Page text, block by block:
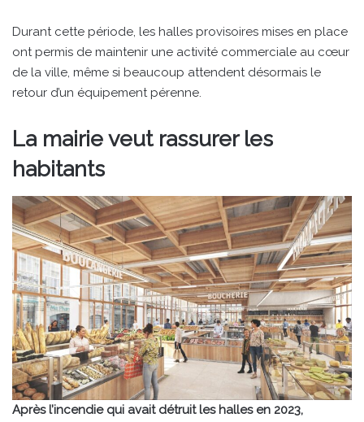
Durant cette période, les halles provisoires mises en place
ont permis de maintenir une activité commerciale au cœur
de la ville, même si beaucoup attendent désormais le
retour d’un équipement pérenne.
La mairie veut rassurer les
habitants
Après l’incendie qui avait détruit les halles en 2023,